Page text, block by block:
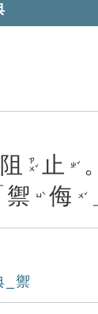
阻 ㄗㄨˇ 止 ㄓˇ 。
禦 ㄩˋ 侮 ㄨˇ
_禦